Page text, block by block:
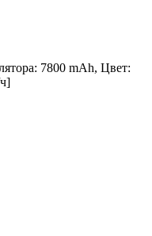
7800 mAh, Цвет: